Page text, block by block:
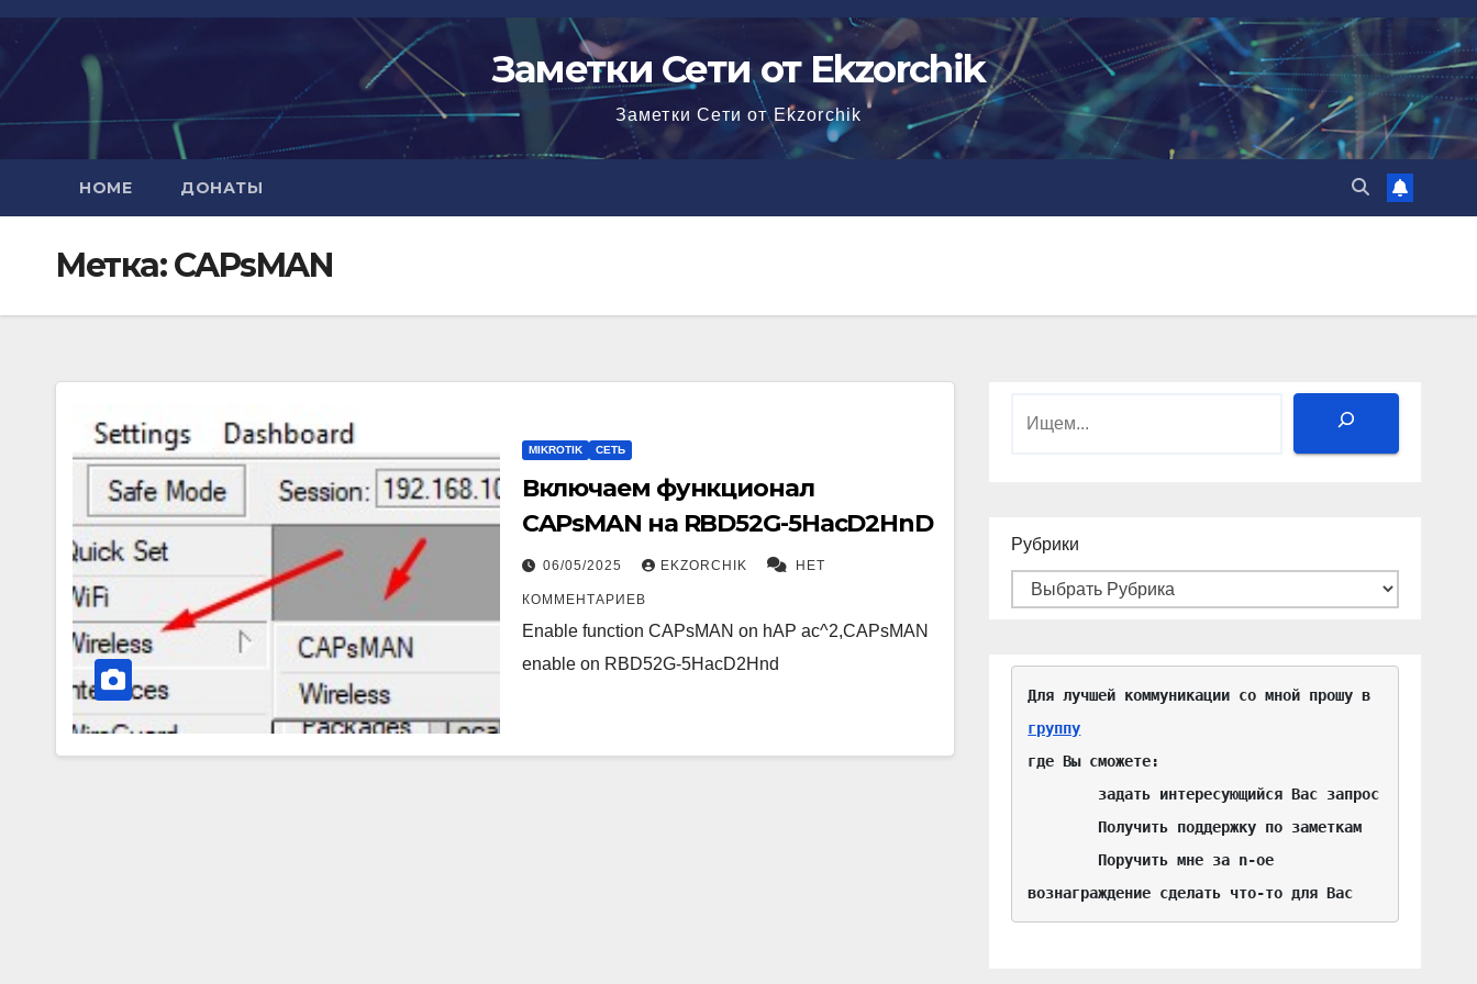
Перейти
содержимому
Заметки Сети от Ekzorchik
Заметки Сети от Ekzorchik
HOME ДОНАТЫ
Метка:CAPsMAN
MIKROTIK СЕТЬ
Включаем функционал
CAPsMAN на RBD52G-5HacD2HnD
06/05/2025 EKZORCHIK НЕТ
КОММЕНТАРИЕВ
Enable function CAPsMAN on hAP ac^2,CAPsMAN
enable on RBD52G-5HacD2Hnd
Поиск
Рубрики
группу
где Вы сможете:
вознаграждение сделать что-то для Вас